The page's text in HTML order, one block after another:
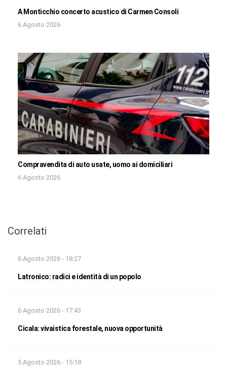
A Monticchio concerto acustico di Carmen Consoli
6 Agosto 2026
Compravendita di auto usate, uomo ai domiciliari
6 Agosto 2026
Correlati
6 Agosto 2026 - 18:27
Latronico: radici e identità di un popolo
6 Agosto 2026 - 17:43
Cicala: vivaistica forestale, nuova opportunità
5 Agosto 2026 - 15:18